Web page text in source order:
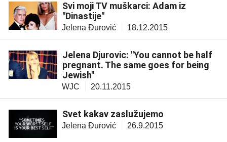
Svi moji TV muškarci: Adam iz
"Dinastije"
Jelena Đurović 18.12.2015
Jelena Djurovic: "You cannot be half
pregnant. The same goes for being
Jewish"
WJC 20.11.2015
Svet kakav zaslužujemo
Jelena Đurović 26.9.2015